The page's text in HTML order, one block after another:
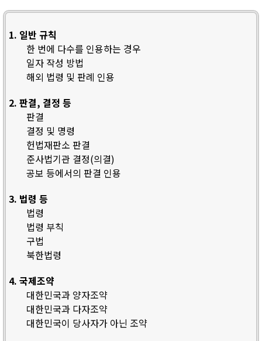
1. 일반 규칙
한 번에 다수를 인용하는 경우
일자 작성 방법
해외 법령 및 판례 인용
2. 판결, 결정 등
판결
결정 및 명령
헌법재판소 판결
준사법기관 결정(의결)
공보 등에서의 판결 인용
3. 법령 등
법령
법령 부칙
구법
북한법령
4. 국제조약
대한민국과 양자조약
대한민국과 다자조약
대한민국이 당사자가 아닌 조약